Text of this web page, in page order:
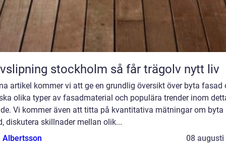
Golvslipning stockholm så får trägolv nytt liv
artikel kommer vi att ge en grundlig översikt över byta fasad
olika typer av fasadmaterial och populära trender inom
Vi kommer även att titta på kvantitativa mätningar om byta
diskutera skillnader mellan olik...
Albertsson
08 augusti